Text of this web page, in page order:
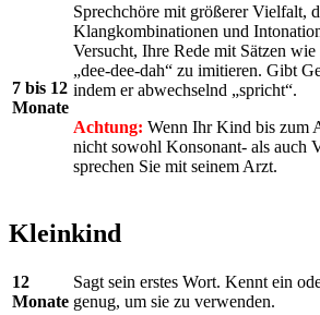
7 bis 12
Monate
Sprechchöre mit größerer Vielfalt,
Klangkombinationen und
Versucht, Ihre Rede mit Sätzen
„dee-dee-dah“ zu imitieren. Gibt
indem er abwechselnd „spricht“.
Achtung: Wenn Ihr Kind bis zum
nicht sowohl Konsonant- als auch
sprechen Sie mit seinem Arzt.
Kleinkind
12
Monate
Sagt sein erstes Wort. Kennt ein
genug, um sie zu verwenden.